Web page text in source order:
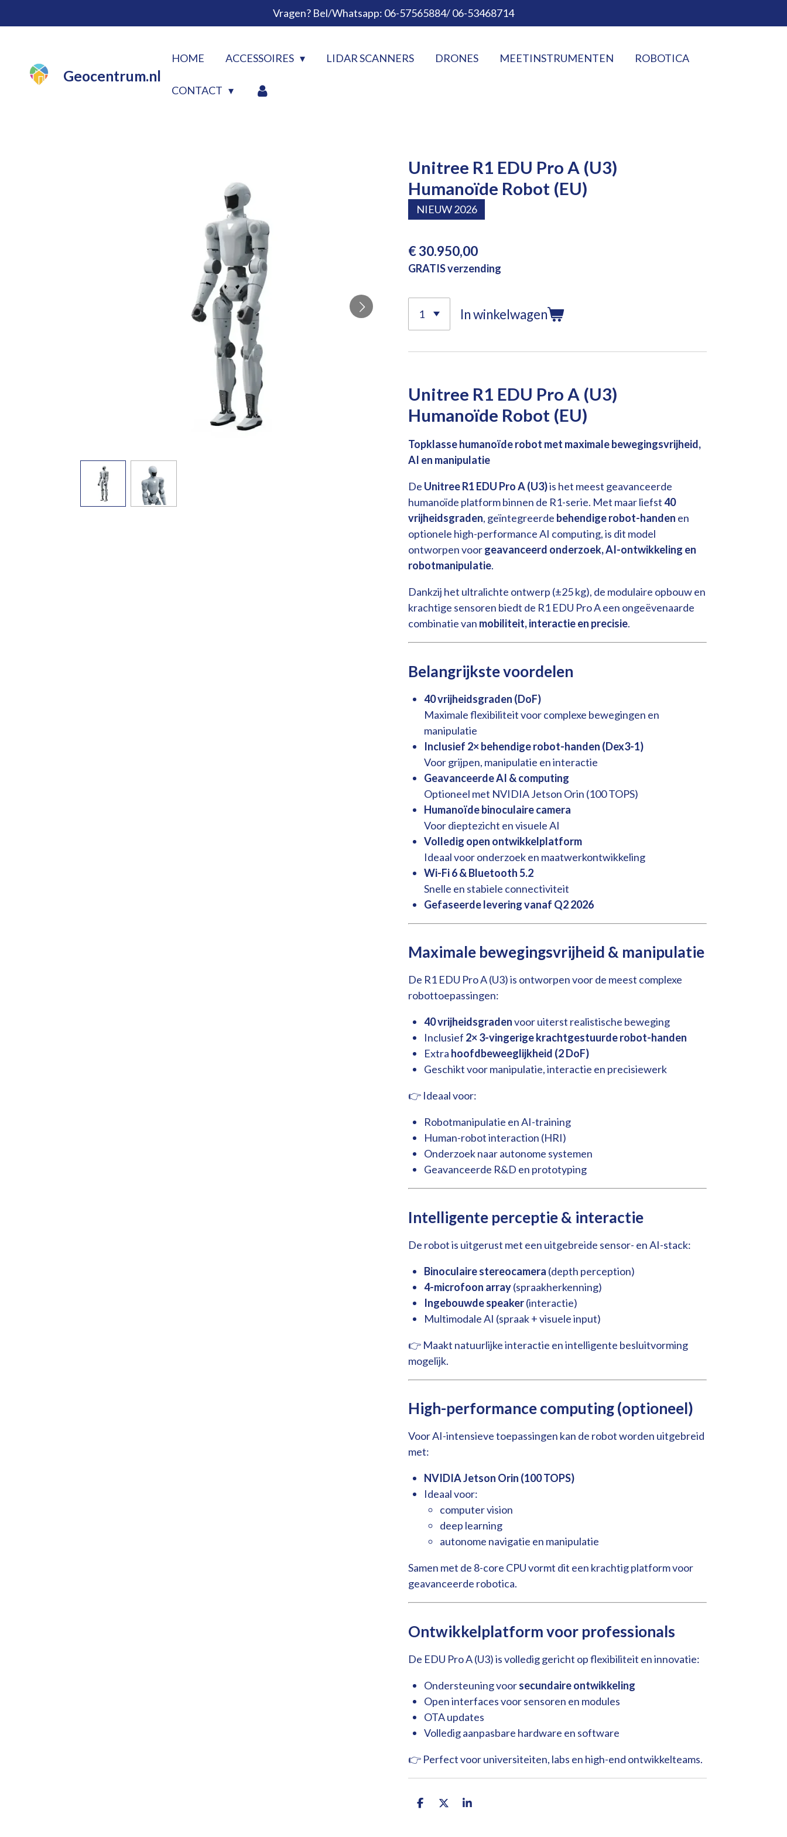
direct
hoofdinhoud
Vragen? Bel/Whatsapp: 06-57565884/ 06-53468714
Geocentrum.nl
HOME ACCESSOIRES LIDAR SCANNERS DRONES MEETINSTRUMENTEN ROBOTICA
CONTACT
Unitree R1 EDU Pro A (U3)
Humanoïde Robot (EU)
NIEUW 2026
€ 30.950,00
GRATIS verzending
In winkelwagen
Unitree R1 EDU Pro A (U3)
Humanoïde Robot (EU)
Topklasse humanoïde robot met maximale bewegingsvrijheid,
AI en manipulatie
De Unitree R1 EDU Pro A (U3)is het meest geavanceerde
humanoïde platform binnen de R1-serie. Met maar liefst40
vrijheidsgraden, geïntegreerde behendige robot-handen en
optionele high-performance AI computing, is dit model
ontworpen voorgeavanceerd onderzoek, AI-ontwikkeling en
robotmanipulatie.
Dankzij het ultralichte ontwerp (±25 kg), de modulaire opbouw en
krachtige sensoren biedt de R1 EDU Pro A een ongeëvenaarde
combinatie van mobiliteit, interactie en precisie.
Belangrijkste voordelen
40 vrijheidsgraden (DoF)
Maximale flexibiliteit voor complexe bewegingen en
manipulatie
Inclusief 2× behendige robot-handen (Dex3-1)
Voor grijpen, manipulatie en interactie
Geavanceerde AI & computing
Optioneel met NVIDIA Jetson Orin (100 TOPS)
Humanoïde binoculaire camera
Voor dieptezicht en visuele AI
Volledig open ontwikkelplatform
Ideaal voor onderzoek en maatwerkontwikkeling
Wi-Fi 6 & Bluetooth 5.2
Snelle en stabiele connectiviteit
Gefaseerde levering vanaf Q2 2026
Maximale bewegingsvrijheid & manipulatie
De R1 EDU Pro A (U3) is ontworpen voor de meest complexe
robottoepassingen:
40 vrijheidsgradenvoor uiterst realistische beweging
Inclusief 2× 3-vingerige krachtgestuurde robot-handen
Extra hoofdbeweeglijkheid (2 DoF)
Geschikt voor manipulatie, interactie en precisiewerk
👉 Ideaal voor:
Robotmanipulatie en AI-training
Human-robot interaction (HRI)
Onderzoek naar autonome systemen
Geavanceerde R&D en prototyping
Intelligente perceptie & interactie
De robot is uitgerust met een uitgebreide sensor- en AI-stack:
Binoculaire stereocamera (depth perception)
4-microfoon array(spraakherkenning)
Ingebouwde speaker(interactie)
Multimodale AI (spraak + visuele input)
👉 Maakt natuurlijke interactie en intelligente besluitvorming
mogelijk.
High-performance computing (optioneel)
Voor AI-intensieve toepassingen kan de robot worden uitgebreid
met:
NVIDIA Jetson Orin (100 TOPS)
Ideaal voor:
computer vision
deep learning
autonome navigatie en manipulatie
Samen met de 8-core CPU vormt dit een krachtig platform voor
geavanceerde robotica.
Ontwikkelplatform voor professionals
De EDU Pro A (U3) is volledig gericht op flexibiliteit en innovatie:
Ondersteuning voorsecundaire ontwikkeling
Open interfaces voor sensoren en modules
OTA updates
Volledig aanpasbare hardware en software
👉 Perfect voor universiteiten, labs en high-end ontwikkelteams.
D
D
S